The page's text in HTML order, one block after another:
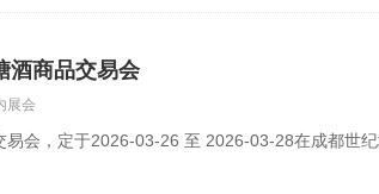
酒商品交易会
展会
会，定于2026-03-26 至 2026-03-28在成都世